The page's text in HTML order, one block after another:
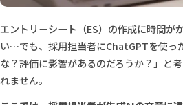
エントリーシート（ES）の作成に時間が
い…でも、採用担当者にChatGPTを使っ
な？評価に影響があるのだろうか？」と
れません。